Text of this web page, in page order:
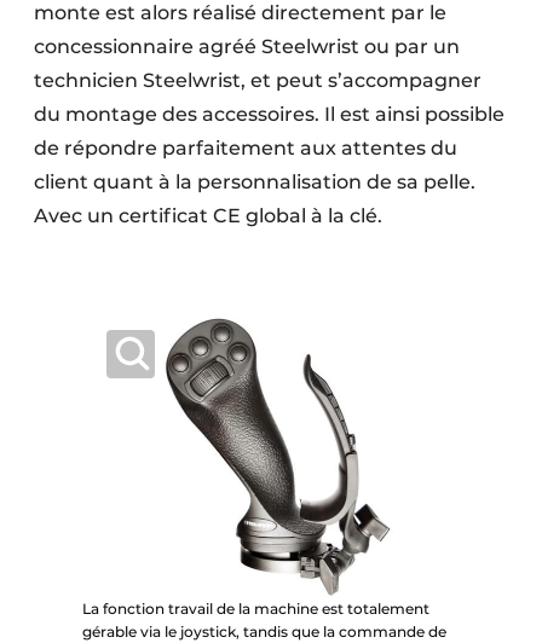
monte est alors réalisé directement par le
concessionnaire agréé Steelwrist ou par un
technicien Steelwrist, et peut s’accompagner
du montage des accessoires. Il est ainsi possible
de répondre parfaitement aux attentes du
client quant à la personnalisation de sa pelle.
Avec un certificat CE global à la clé.
La fonction travail de la machine est totalement
gérable via le joystick, tandis que la commande de